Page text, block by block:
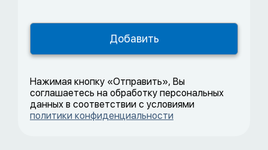
Нажимая кнопку «Отправить», Вы
соглашаетесь на обработку персональных
данных в соответствии с условиями
политики конфиденциальности